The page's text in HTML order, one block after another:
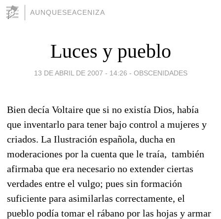
AUNQUESEACENIZA
Luces y pueblo
13 DE ABRIL DE 2007 - 14:26 - OBSCENIDADES
Bien decía Voltaire que si no existía Dios, había
que inventarlo para tener bajo control a mujeres y
criados. La Ilustración española, ducha en
moderaciones por la cuenta que le traía, también
afirmaba que era necesario no extender ciertas
verdades entre el vulgo; pues sin formación
suficiente para asimilarlas correctamente, el
pueblo podía tomar el rábano por las hojas y armar